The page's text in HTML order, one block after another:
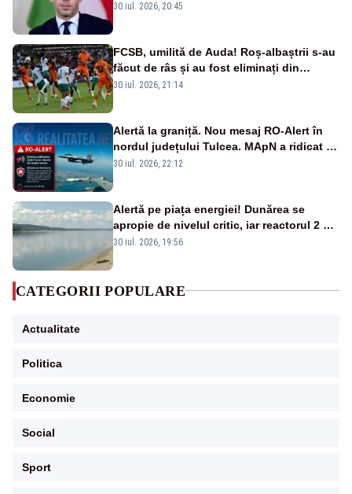
oprirea centralei de la Paks
30 iul. 2026, 20:45
FCSB, umilită de Auda! Roș-albaștrii s-au
făcut de râs și au fost eliminați din
Conference League
30 iul. 2026, 21:14
Alertă la graniță. Nou mesaj RO-Alert în
nordul județului Tulcea. MApN a ridicat de
la sol două avioane F-16
30 iul. 2026, 22:12
Alertă pe piața energiei! Dunărea se
apropie de nivelul critic, iar reactorul 2 de
la Cernavodă ar putea fi oprit
30 iul. 2026, 19:56
CATEGORII POPULARE
Actualitate
Politica
Economie
Social
Sport